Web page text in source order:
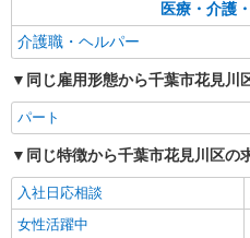
医療・介護
介護職・ヘルパー
同じ雇用形態から千葉市花見川
パート
同じ特徴から千葉市花見川区の
入社日応相談
女性活躍中